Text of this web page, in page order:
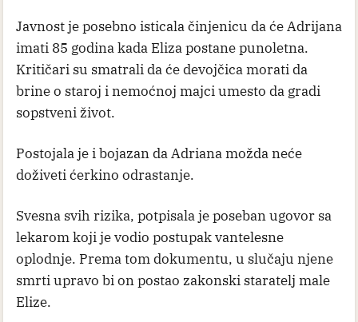
Javnost je posebno isticala činjenicu da će Adrijana
imati 85 godina kada Eliza postane punoletna.
Kritičari su smatrali da će devojčica morati da
brine o staroj i nemoćnoj majci umesto da gradi
sopstveni život.
Postojala je i bojazan da Adriana možda neće
doživeti ćerkino odrastanje.
Svesna svih rizika, potpisala je poseban ugovor sa
lekarom koji je vodio postupak vantelesne
oplodnje. Prema tom dokumentu, u slučaju njene
smrti upravo bi on postao zakonski staratelj male
Elize.